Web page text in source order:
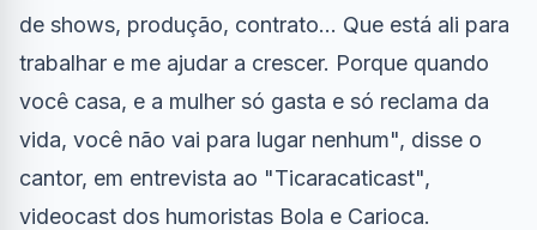
de shows, produção, contrato... Que está ali para
trabalhar e me ajudar a crescer. Porque quando
você casa, e a mulher só gasta e só reclama da
vida, você não vai para lugar nenhum", disse o
cantor, em entrevista ao "Ticaracaticast",
videocast dos humoristas Bola e Carioca.